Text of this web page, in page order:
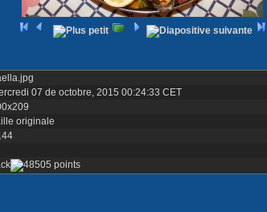
07 de octobre, 2015 00:24:33 CET
originale